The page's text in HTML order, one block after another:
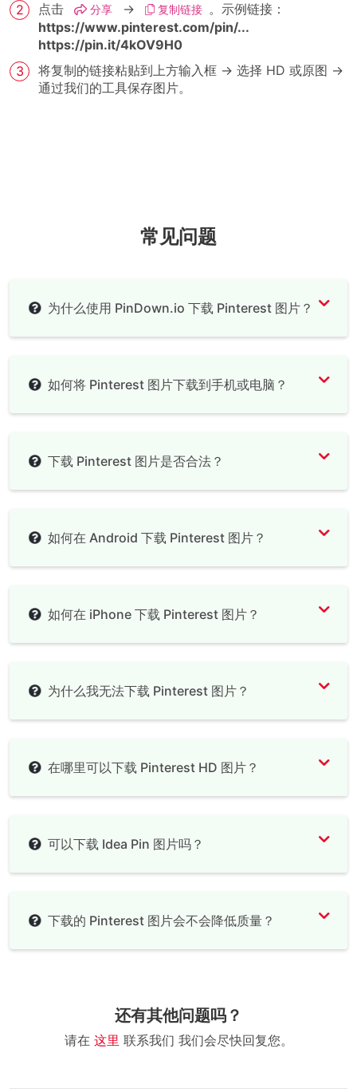
点击
分享 → 复制链接 。示例链接：
https://www.pinterest.com/pin/...
https://pin.it/4kOV9H0
将复制的链接粘贴到上方输入框 → 选择 HD 或原图 →
通过我们的工具保存图片。
常见问题
为什么使用 PinDown.io 下载 Pinterest 图片？
如何将 Pinterest 图片下载到手机或电脑？
下载 Pinterest 图片是否合法？
如何在 Android 下载 Pinterest 图片？
如何在 iPhone 下载 Pinterest 图片？
为什么我无法下载 Pinterest 图片？
在哪里可以下载 Pinterest HD 图片？
可以下载 Idea Pin 图片吗？
下载的 Pinterest 图片会不会降低质量？
还有其他问题吗？
请在 这里 联系我们 我们会尽快回复您。